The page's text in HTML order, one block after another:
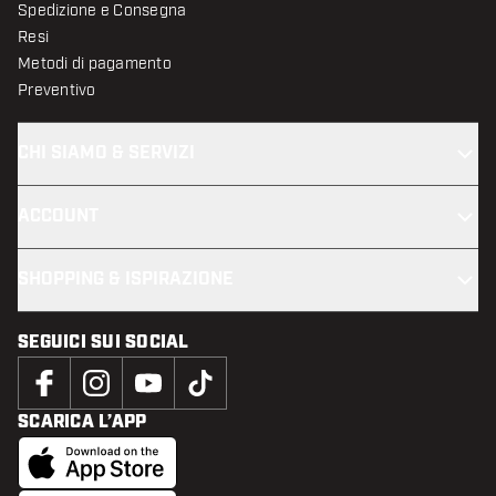
Spedizione e Consegna
Resi
Metodi di pagamento
Preventivo
SEGUICI SUI SOCIAL
SCARICA L’APP